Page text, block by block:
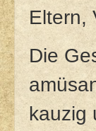
Eltern,
Die
kauzig